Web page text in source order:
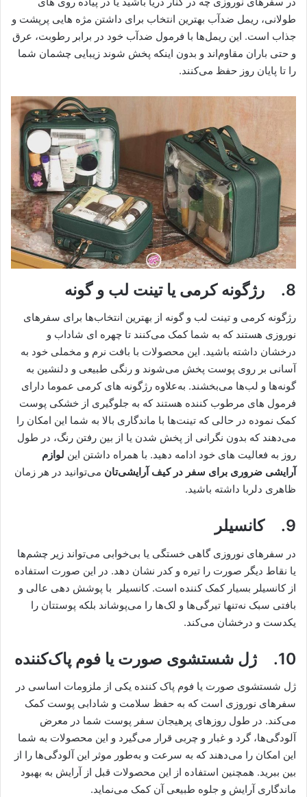
طولانی، ریمل ضدآب بهترین انتخاب برای داشتن مژه ‌هایی پرپشت و
جذاب است. این ریمل‌ها با فرمول ضدآب خود در برابر رطوبت، عرق
و حتی باران مقاوم‌اند و بدون اینکه پخش شوند زیبایی چشمان شما
را تا پایان روز حفظ می‌کنند.
8. رژگونه کرمی یا تینت لب و گونه
رژگونه کرمی و تینت لب و گونه از بهترین انتخاب‌ها برای سفرهای
نوروزی هستند که به شما کمک می‌کنند تا چهره ‌ای شاداب و
درخشان داشته باشید. این محصولات با بافت نرم و مخملی خود به
آسانی بر روی پوست پخش می‌شوند و رنگی طبیعی و دلنشین به
گونه‌ها و لب‌ها می‌بخشند. به‌علاوه رژگونه ‌های کرمی عموما دارای
فرمول‌ های مرطوب‌ کننده هستند که به جلوگیری از خشکی پوست
کمک نموده در حالی که تینت‌ها با ماندگاری بالا به شما این امکان را
می‌دهند که بدون نگرانی از پخش شدن یا از بین رفتن رنگ، در طول
روز به فعالیت ‌های خود ادامه دهید. با همراه داشتن این لوازم
آرایشی ضروری برای سفر در کیف آرایشی‌تان می‌توانید در هر زمان
ظاهری دلربا داشته باشید.
9. کانسیلر
در سفرهای نوروزی گاهی خستگی یا بی‌خوابی می‌تواند زیر چشم‌ها
یا نقاط دیگر صورت را تیره و کدر نشان دهد. در این صورت استفاده
از کانسیلر بسیار کمک کننده است. کانسیلر با پوشش دهی عالی و
بافتی سبک نه‌تنها تیرگی‌ها و لک‌ها را می‌پوشاند بلکه پوستتان را
یکدست و درخشان می‌کند.
10. ژل شستشوی صورت یا فوم پاک‌کننده
ژل شستشوی صورت یا فوم پاک ‌کننده یکی از ملزومات اساسی در
سفرهای نوروزی است که به حفظ سلامت و شادابی پوست کمک
می‌کند. در طول روزهای پرهیجان سفر پوست شما در معرض
آلودگی‌ها، گرد و غبار و چربی قرار می‌گیرد و این محصولات به شما
این امکان را می‌دهند که به‌ سرعت و به‌طور موثر این آلودگی‌ها را از
بین ببرید. همچنین استفاده از این محصولات قبل از آرایش به بهبود
ماندگاری آرایش و جلوه‌ طبیعی آن کمک می‌نماید.